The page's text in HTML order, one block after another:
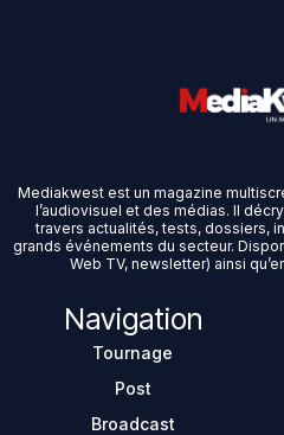
Mediakwest est un magazine
l’audiovisuel et des médias. Il
travers actualités, tests, dossiers,
grands événements du secteur.
Web TV, newsletter) ainsi
Navigation
Tournage
Post
Broadcast